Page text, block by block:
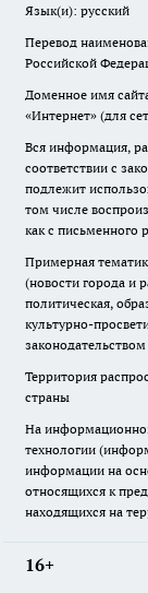
Язык(и): русский
Перевод
Российской
Доменное имя
«Интернет» (для
Вся информация,
соответствии с
подлежит
том числе
как с письменного
Примерная
(новости города и
политическая,
культурно-
Территория
страны
На
технологии
информации на
относящихся к
находящихся на
16+